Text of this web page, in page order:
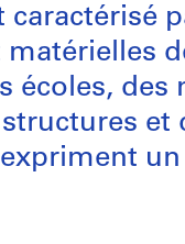
écoles, des
et
un